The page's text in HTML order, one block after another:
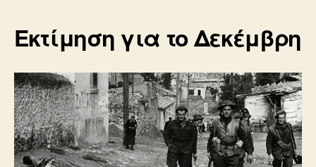
Εκτίμηση για το Δεκέμβρη